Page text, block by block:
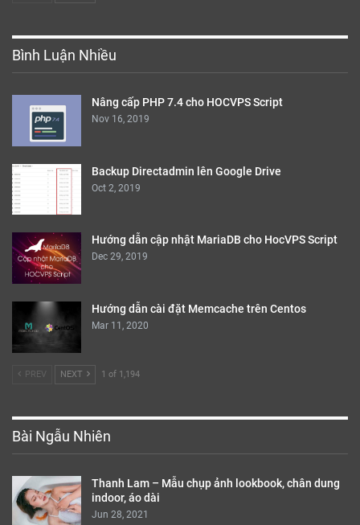
Bình Luận Nhiều
Nâng cấp PHP 7.4 cho HOCVPS Script
Nov 16, 2019
Backup Directadmin lên Google Drive
Oct 2, 2019
Hướng dẫn cập nhật MariaDB cho HocVPS Script
Dec 29, 2019
Hướng dẫn cài đặt Memcache trên Centos
Mar 11, 2020
PREV NEXT 1 of 1,194
Bài Ngẫu Nhiên
Thanh Lam – Mẫu chụp ảnh lookbook, chân dung
indoor, áo dài
Jun 28, 2021